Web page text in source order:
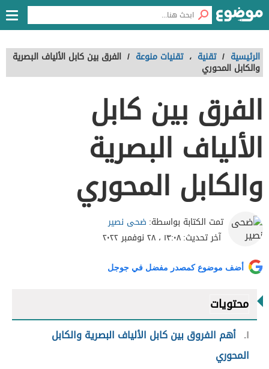
الرئيسية / تقنية ، تقنيات منوعة / الفرق بين كابل الألياف البصرية
والكابل المحوري
الفرق بين كابل
الألياف البصرية
والكابل المحوري
تمت الكتابة بواسطة: ضحى نصير
آخر تحديث:١٣:٠٨ ، ٢٨ نوفمبر ٢٠٢٢
أضف موضوع كمصدر مفضل في جوجل
محتويات
١ أهم الفروق بين كابل الألياف البصرية والكابل
المحوري